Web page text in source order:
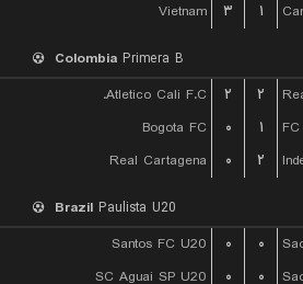
Vietnam
۳ ۱
Colombia Primera B
Atletico Cali F.C.
۲ ۲
Bogota FC
۰ ۱
Real Cartagena
۰ ۲
Brazil Paulista U20
Santos FC U20
۰ ۰
SC Aguai SP U20
۰ ۰